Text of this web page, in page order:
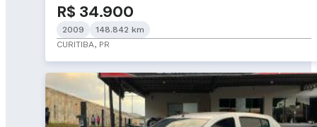
R$ 34.900
2009
148.842 km
CURITIBA, PR